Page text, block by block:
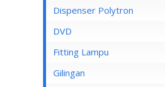
Dispenser Cosmos
Dispenser Miyako
Dispenser Sanken
Dispenser Polytron
DVD
Fitting Lampu
Gilingan